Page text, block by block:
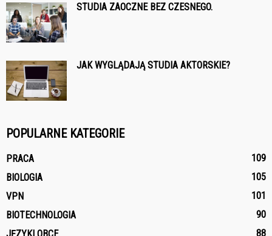
STUDIA ZAOCZNE BEZ CZESNEGO.
JAK WYGLĄDAJĄ STUDIA AKTORSKIE?
POPULARNE KATEGORIE
PRACA
109
BIOLOGIA
105
VPN
101
BIOTECHNOLOGIA
90
88